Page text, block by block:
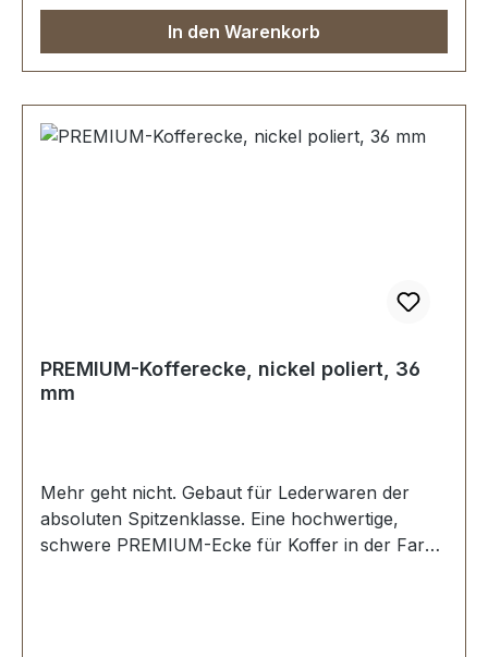
PREMIUM werden kundenspezifisch galvanisiert,
endmontiert und poliert. KEIN UMTAUSCH
ODER RÜCKGABE MÖGLICH. Montage durch
- Lieferumfang:1 Stück Kofferecke
In den Warenkorb
PREMIUM-Kofferecke, nickel poliert, 36
mm
Mehr geht nicht. Gebaut für Lederwaren der
absoluten Spitzenklasse. Eine hochwertige,
schwere PREMIUM-Ecke für Koffer in der Farbe